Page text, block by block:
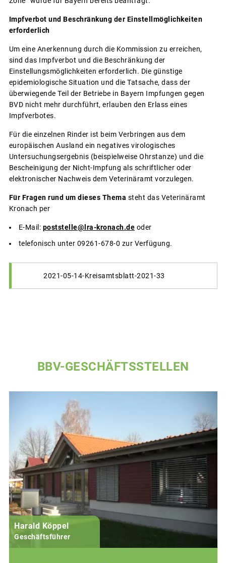
Impfverbot und Beschränkung der Einstellmöglichkeiten
erforderlich
Um eine Anerkennung durch die Kommission zu erreichen,
sind das Impfverbot und die Beschränkung der
Einstellungsmöglichkeiten erforderlich. Die günstige
epidemiologische Situation und die Tatsache, dass der
überwiegende Teil der Betriebe in Bayern Impfungen gegen
BVD nicht mehr durchführt, erlauben den Erlass eines
Impfverbotes.
Für die einzelnen Rinder ist beim Verbringen aus dem
europäischen Ausland ein negatives virologisches
Untersuchungsergebnis (beispielweise Ohrstanze) und die
Bescheinigung der Nicht-Impfung als schriftlicher oder
elektronischer Nachweis dem Veterinäramt vorzulegen.
Für Fragen rund um dieses Thema steht das Veterinäramt
Kronach per
E-Mail: poststelle@lra-kronach.de oder
telefonisch unter 09261-678-0 zur Verfügung.
2021-05-14-Kreisamtsblatt-2021-33
BBV-GESCHÄFTSSTELLEN
Harald Köppel
Geschäftsführer